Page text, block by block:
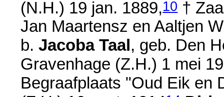
(N.H.) 19 jan. 1889,10†
Jan Maartensz enAaltjen
b.Jacoba Taal , geb. Den
Gravenhage (Z.H.) 1 mei
Begraafplaats "Oud Eik en